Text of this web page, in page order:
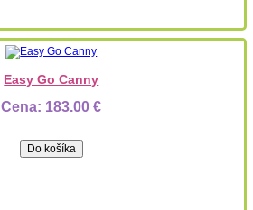
Easy Go Canny
Cena: 183.00 €